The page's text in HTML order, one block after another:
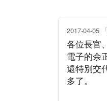
2017-04-05
各位長官
電子的余
還特別交
多了。